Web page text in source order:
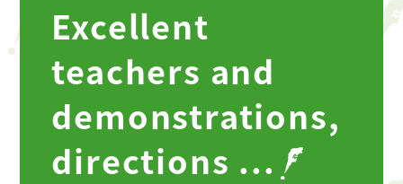
Excellent
teachers and
demonstrations,
directions ...